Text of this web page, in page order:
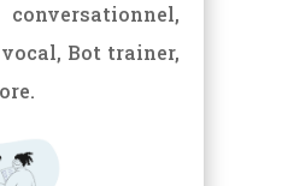
Bot trainer,